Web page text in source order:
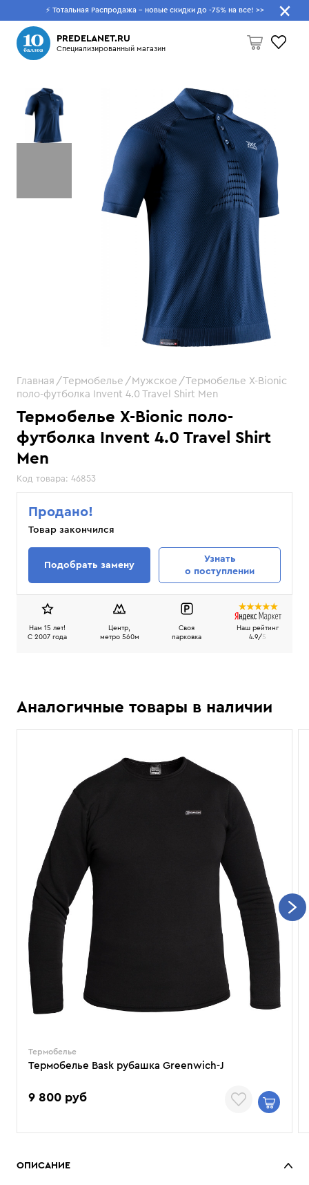
⚡ Тотальная Распродажа - новые скидки до -75% на все! >>
PREDELANET.RU
Специализированный магазин
Пусто
Что будем искать?
Термобелье X-Bionic поло-
футболка Invent 4.0 Travel Shirt
Men
Код товара: 46853
Главная Термобелье Мужское
Термобелье X-Bionic
поло-футболка Invent 4.0 Travel Shirt Men
Продано!
Товар закончился
Подобрать замену
Узнать
о поступлении
Нам 15 лет!
C 2007 года
Центр,
метро 560м
Своя
парковка
Наш рейтинг
4.9/5
Аналогичные товары в наличии
Термобелье
Термобелье Bask рубашка Greenwich-J
9 800 руб
ОПИСАНИЕ